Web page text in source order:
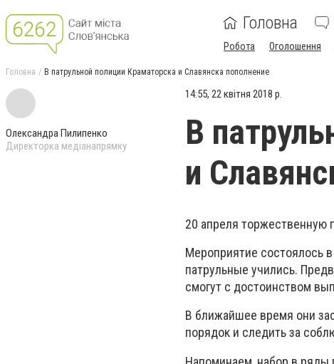
Головна
Робота Оголошення
Головна В патрульной полиции Краматорска и Славянска пополнение
Олександра Пилипенко
Директорка медіанапрямку
14:55, 22 квітня 2018 р.
В
и
20 апреля торжественную
Мероприятие состоялось
патрульные учились.
смогут с достоинством
В ближайшее время они
порядок и следить за